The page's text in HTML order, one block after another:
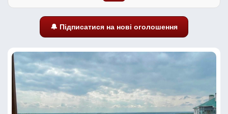
🔔 Підписатися на нові оголошення